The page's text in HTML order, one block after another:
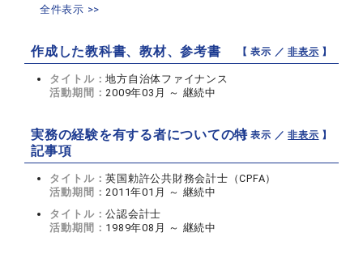
全件表示 >>
作成した教科書、教材、参考書 【 表示 ／非表示 】
タイトル：地方自治体ファイナンス
活動期間：2009年03月 ～ 継続中
実務の経験を有する者についての特
記事項
【 表示 ／非表示 】
タイトル：英国勅許公共財務会計士（CPFA）
活動期間：2011年01月 ～ 継続中
タイトル：公認会計士
活動期間： 1989年08月 ～ 継続中